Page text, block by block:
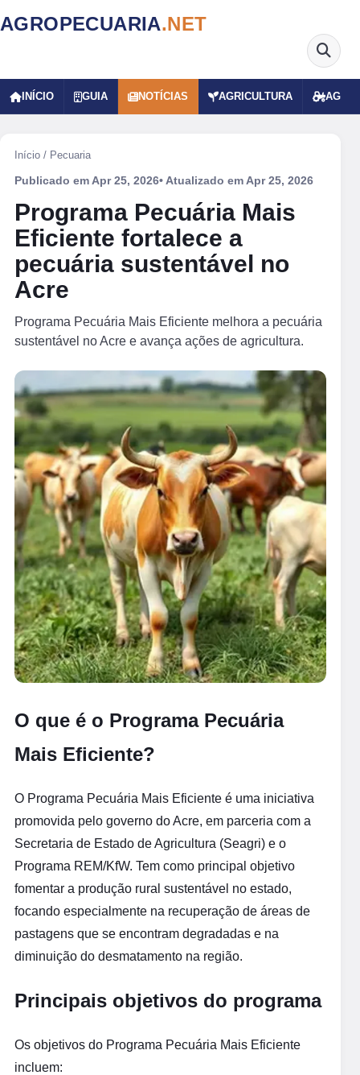
AGROPECUARIA.NET
INÍCIO GUIA NOTÍCIAS AGRICULTURA
Início / Pecuaria
Publicado em Apr 25, 2026• Atualizado em Apr 25, 2026
Programa Pecuária Mais
Eficiente fortalece a
pecuária sustentável no
Acre
Programa Pecuária Mais Eficiente melhora a pecuária
sustentável no Acre e avança ações de agricultura.
O que é o Programa Pecuária
Mais Eficiente?
O Programa Pecuária Mais Eficiente é uma iniciativa
promovida pelo governo do Acre, em parceria com a
Secretaria de Estado de Agricultura (Seagri) e o
Programa REM/KfW. Tem como principal objetivo
fomentar a produção rural sustentável no estado,
focando especialmente na recuperação de áreas de
pastagens que se encontram degradadas e na
diminuição do desmatamento na região.
Principais objetivos do programa
Os objetivos do Programa Pecuária Mais Eficiente
incluem: